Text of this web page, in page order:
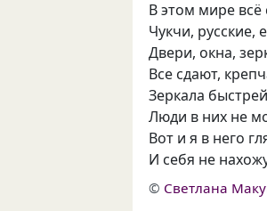
В этом мире всё
Чукчи, русские,
Двери, окна,
Все сдают,
Зеркала
Люди в них не
Вот и я в него
И себя не
© Светлана